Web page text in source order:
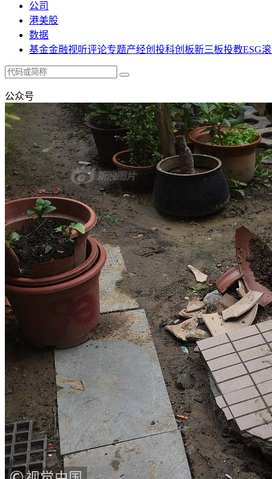
公司
港美股
数据
基金金融视听评论专题产经创投科创板新三板投教ESG
公众号